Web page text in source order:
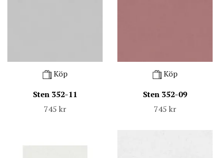
Köp
Sten 352-11
745 kr
Köp
Sten 352-09
745 kr